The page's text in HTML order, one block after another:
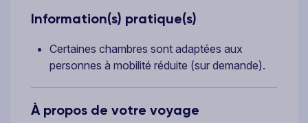
Information(s) pratique(s)
Certaines chambres sont adaptées aux
personnes à mobilité réduite (sur demande).
À propos de votre voyage